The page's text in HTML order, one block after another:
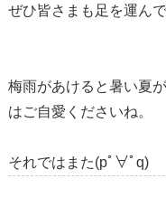
ぜひ皆さまも足を運ん
梅雨があけると暑い夏
はご自愛くださいね。
それではまた(pﾟ ∀ﾟq)